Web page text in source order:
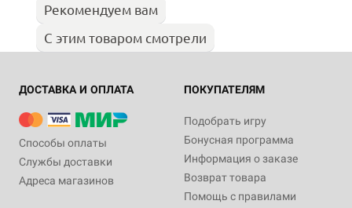
Рекомендуем вам
С этим товаром смотрели
ДОСТАВКА И ОПЛАТА
Способы оплаты
Службы доставки
Адреса магазинов
ПОКУПАТЕЛЯМ
Подобрать игру
Бонусная программа
Информация о заказе
Возврат товара
Помощь с правилами